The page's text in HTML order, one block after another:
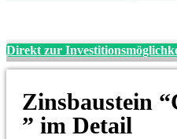
Direkt zur
Zinsbaustein
” im Detail